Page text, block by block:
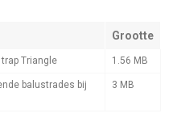
Grootte
Triangle 1.56 MB
balustrades bij
3 MB